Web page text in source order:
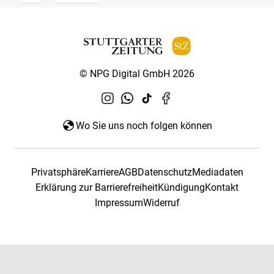
© NPG Digital GmbH 2026
Wo Sie uns noch folgen können
PrivatsphäreKarriereAGBDatenschutzMediadaten
Erklärung zur BarrierefreiheitKündigungKontakt
ImpressumWiderruf